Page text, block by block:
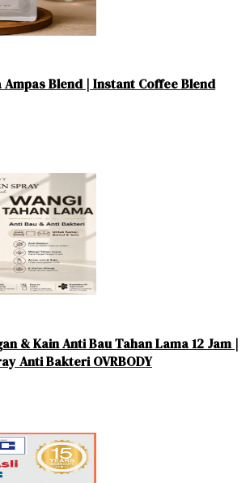
Blend | Instant Coffee Blend
& Kain Anti Bau Tahan Lama 12 Jam |
Anti Bakteri OVRBODY